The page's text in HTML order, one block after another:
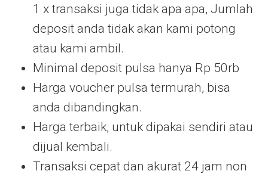
1 x transaksi juga tidak apa apa, Jumlah
deposit anda tidak akan kami potong
atau kami ambil.
Minimal deposit pulsa hanya Rp 50rb
Harga voucher pulsa termurah, bisa
anda dibandingkan.
Harga terbaik, untuk dipakai sendiri atau
dijual kembali.
Transaksi cepat dan akurat 24 jam non